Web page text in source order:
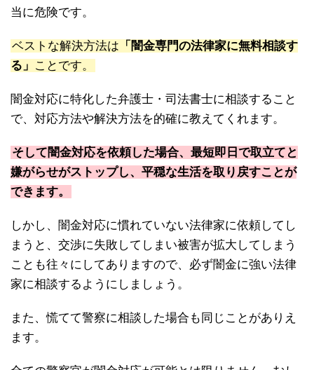
当に危険です。
ベストな解決方法は 「闇金専門の法律家に無料相談す
る」 ことです。
闇金対応に特化した弁護士・司法書士に相談すること
で、対応方法や解決方法を的確に教えてくれます。
そして闇金対応を依頼した場合、最短即日で取立てと
嫌がらせがストップし、平穏な生活を取り戻すことが
できます。
しかし、闇金対応に慣れていない法律家に依頼してし
まうと、交渉に失敗してしまい被害が拡大してしまう
ことも往々にしてありますので、必ず闇金に強い法律
家に相談するようにしましょう。
また、慌てて警察に相談した場合も同じことがありえ
ます。